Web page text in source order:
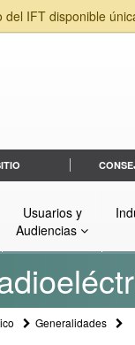
IFT disponible
Usuarios y
Audiencias
Generalidades